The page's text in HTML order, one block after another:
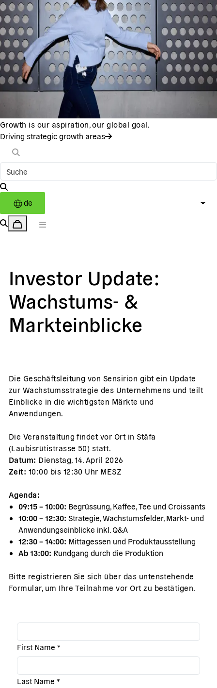
Growth is our aspiration, our global goal.
Driving strategic growth areas
de
Investor Update:
Wachstums- &
Markteinblicke
Die Geschäftsleitung von Sensirion gibt ein Update
zur Wachstumsstrategie des Unternehmens und teilt
Einblicke in die wichtigsten Märkte und
Anwendungen.
Die Veranstaltung findet vor Ort in Stäfa
(Laubisrütistrasse 50) statt.
Datum: Dienstag, 14. April 2026
Zeit: 10:00 bis 12:30 Uhr MESZ
Agenda:
09:15 – 10:00: Begrüssung, Kaffee, Tee und Croissants
10:00 – 12:30: Strategie, Wachstumsfelder, Markt- und
Anwendungseinblicke inkl. Q&A
12:30 – 14:00: Mittagessen und Produktausstellung
Ab 13:00: Rundgang durch die Produktion
Bitte registrieren Sie sich über das untenstehende
Formular, um Ihre Teilnahme vor Ort zu bestätigen.
First Name *
Last Name *